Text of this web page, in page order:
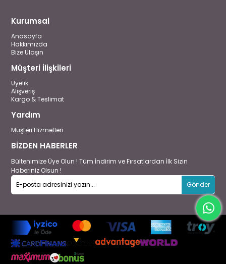
Kurumsal
Anasayfa
Hakkımızda
Bize Ulaşın
Müşteri İlişkileri
Üyelik
Alışveriş
Kargo & Teslimat
Yardım
Müşteri Hizmetleri
BİZDEN HABERLER
Bültenimize Üye Olun ! Tüm İndirim ve Fırsatlardan İlk Sizin
Haberiniz Olsun !
Gönder